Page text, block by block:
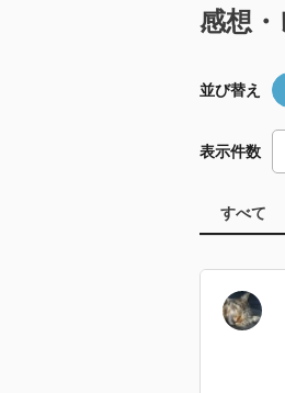
感想
並び替え
表示件数
すべて